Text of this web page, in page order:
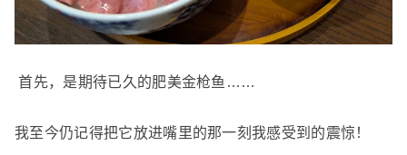
首先，是期待已久的肥美金枪鱼……
我至今仍记得把它放进嘴里的那一刻我感受到的震惊！